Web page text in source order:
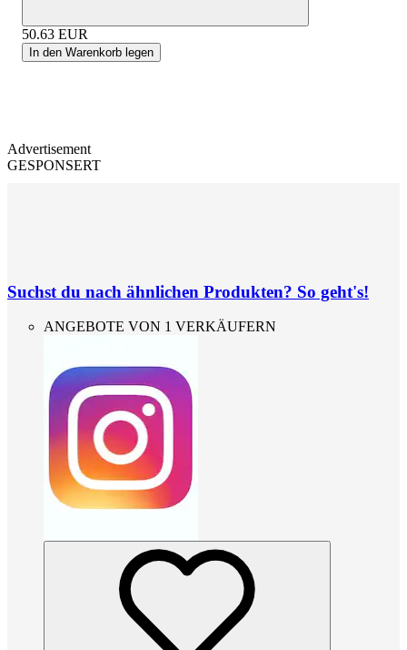
50.63 EUR
In den Warenkorb legen
Advertisement
GESPONSERT
Suchst du nach ähnlichen Produkten? So geht's!
ANGEBOTE VON 1 VERKÄUFERN